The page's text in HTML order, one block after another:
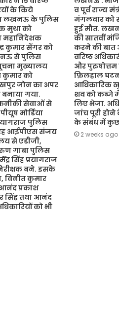
के किये
लखनऊ के पुलिस
मुथा को
महानिदेशक
कुमार सेंगर को
से पुलिस
मुख्यालय
को
जोन का अपर
गया.
सेवाओं से
मोर्डिया
पुलिस
आईपीएस संजय
से एडीजी,
गाबा पुलिस
सिंह प्रयागराज
बने. इसके
विनीत कुमार
प्रकाश
सिंह तथा आनंद
को भी
व पूर्व राज्य
मंगलवार को
हुई मौत.
की सातवीं
करने की
वरिष्ठ
और
फ़िलहाल
आधिकारिक
शव को कब्जे
लिए भेजा.
जांच पूरी होने
के संबंध में कुछ
2 weeks ago